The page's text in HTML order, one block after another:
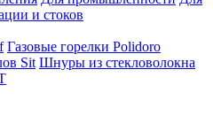
и стоков
Газовые горелки Polidoro
Sit Шнуры из стекловолокна